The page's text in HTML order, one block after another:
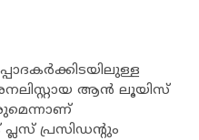
ആന്‍ ലൂയിസ്
പ്ലസ് പ്രസിഡന്റും